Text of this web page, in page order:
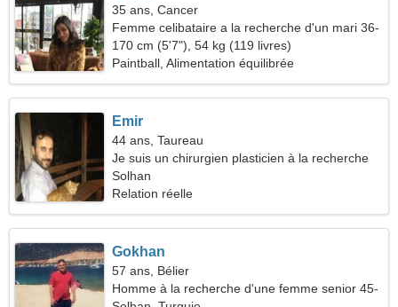
35 ans, Cancer
Femme celibataire a la recherche d'un mari 36-
45
170 cm (5'7"), 54 kg (119 livres)
Paintball, Alimentation équilibrée
Emir
44 ans, Taureau
Je suis un chirurgien plasticien à la recherche
d'une femme spectaculaire
Solhan
Relation réelle
Gokhan
57 ans, Bélier
Homme à la recherche d'une femme senior 45-